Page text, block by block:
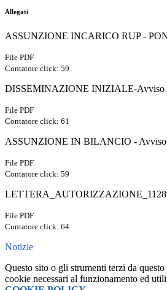
Allegati
ASSUNZIONE INCARICO RUP -
File PDF
Contatore click: 59
DISSEMINAZIONE INIZIALE-Avviso
File PDF
Contatore click: 61
ASSUNZIONE IN BILANCIO - Avviso
File PDF
Contatore click: 59
File PDF
Contatore click: 64
Notizie
Questo sito o gli strumenti terzi da
cookie necessari al funzionamento ed